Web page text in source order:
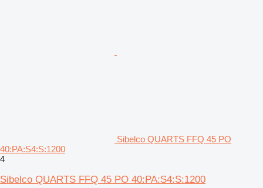
Sibelco QUARTS FFQ 45 PO
40:PA:S4:S:1200
4
Sibelco QUARTS FFQ 45 PO 40:PA:S4:S:1200